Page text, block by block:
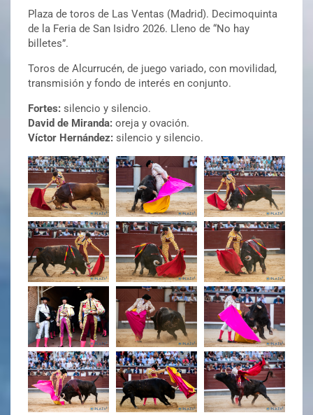
Plaza de toros de Las Ventas (Madrid). Decimoquinta
de la Feria de San Isidro 2026. Lleno de “No hay
billetes”.
Toros de Alcurrucén, de juego variado, con movilidad,
transmisión y fondo de interés en conjunto.
Fortes: silencio y silencio.
David de Miranda: oreja y ovación.
Víctor Hernández: silencio y silencio.